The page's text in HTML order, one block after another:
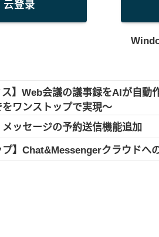
云登录
ス】Web会議の議事録をAIが自
ワンストップで実現～
メッセージの予約送信機能追加
プ】Chat&Messengerクラウドへ